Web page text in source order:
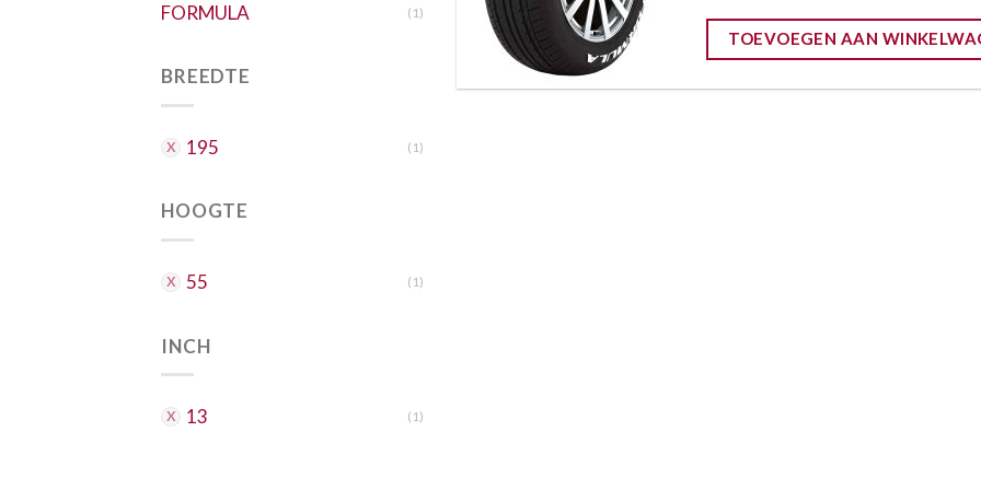
FORMULA (1)
BREEDTE
195 (1)
HOOGTE
55 (1)
INCH
13 (1)
TOEVOEGEN AAN